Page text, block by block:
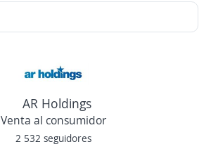
AR Holdings
Venta al consumidor
2 532 seguidores